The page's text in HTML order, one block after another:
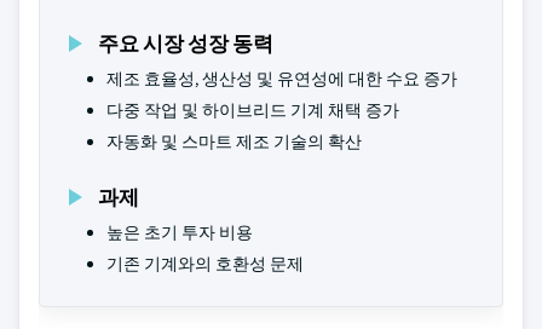
주요 시장 성장 동력
제조 효율성, 생산성 및 유연성에 대한 수요 증가
다중 작업 및 하이브리드 기계 채택 증가
자동화 및 스마트 제조 기술의 확산
과제
높은 초기 투자 비용
기존 기계와의 호환성 문제